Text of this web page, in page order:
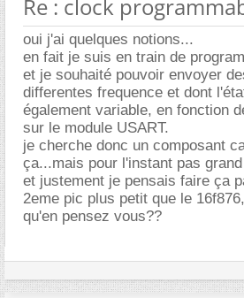
Re : clock
oui j'ai quelques notions...
en fait je suis en train de
et je souhaité pouvoir envoyer
differentes frequence et dont
également variable, en fonction
sur le module USART.
je cherche donc un composant
ça...mais pour l'instant pas
et justement je pensais faire ça
2eme pic plus petit que le
qu'en pensez vous??